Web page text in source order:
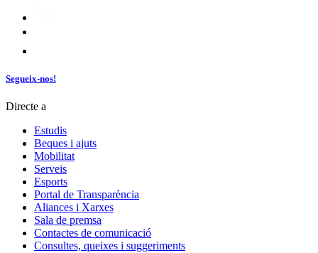
Segueix-nos!
Directe a
Estudis
Beques i ajuts
Mobilitat
Serveis
Esports
Portal de Transparència
Aliances i Xarxes
Sala de premsa
Contactes de comunicació
Consultes, queixes i suggeriments